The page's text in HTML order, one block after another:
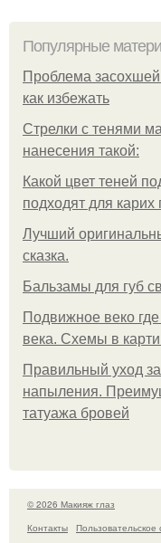
Популярные
Проблема
как избежать
Стрелки с тенями
нанесения такой:
Какой цвет теней
подходят для карих
Лучший
сказка.
Бальзамы для губ
Подвижное веко
века. Схемы в
Правильный уход
напыления.
татуажа бровей
© 2026 Макияж глаз
Контакты
Пользовательское